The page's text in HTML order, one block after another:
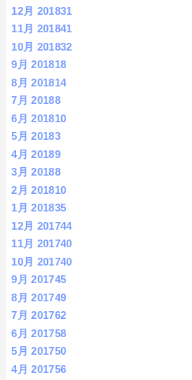
12月 201831
11月 201841
10月 201832
9月 201818
8月 201814
7月 20188
6月 201810
5月 20183
4月 20189
3月 20188
2月 201810
1月 201835
12月 201744
11月 201740
10月 201740
9月 201745
8月 201749
7月 201762
6月 201758
5月 201750
4月 201756